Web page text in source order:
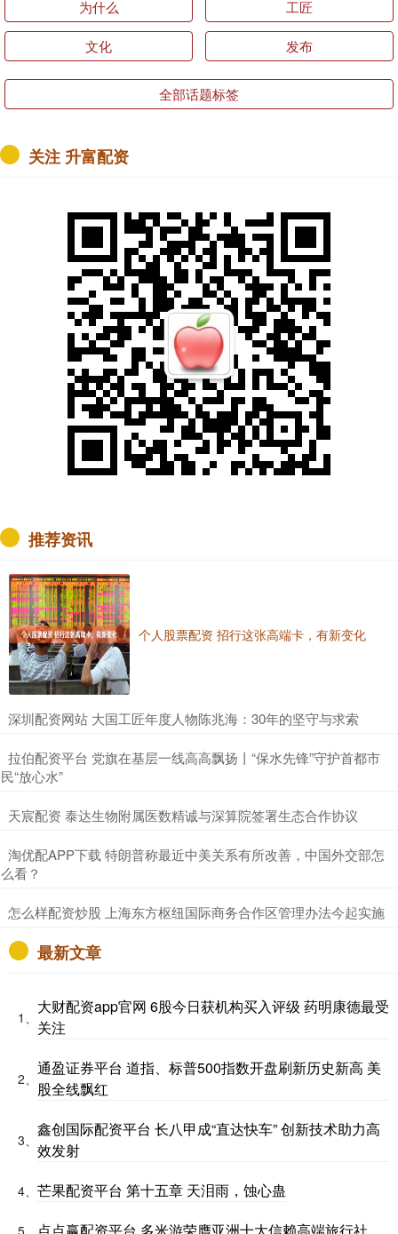
为什么 工匠
文化 发布
全部话题标签
关注 升富配资
推荐资讯
个人股票配资 招行这张高端卡，有新变化
​深圳配资网站 大国工匠年度人物陈兆海：30年的坚守与求索
​拉伯配资平台 党旗在基层一线高高飘扬丨“保水先锋”守护首都市
民“放心水”
​天宸配资 泰达生物附属医数精诚与深算院签署生态合作协议
​淘优配APP下载 特朗普称最近中美关系有所改善，中国外交部怎
么看？
​怎么样配资炒股 上海东方枢纽国际商务合作区管理办法今起实施
最新文章
1、
大财配资app官网 6股今日获机构买入评级 药明康德最受
关注
2、
通盈证券平台 道指、标普500指数开盘刷新历史新高 美
股全线飘红
3、
鑫创国际配资平台 长八甲成“直达快车” 创新技术助力高
效发射
4、 芒果配资平台 第十五章 天泪雨，蚀心蛊